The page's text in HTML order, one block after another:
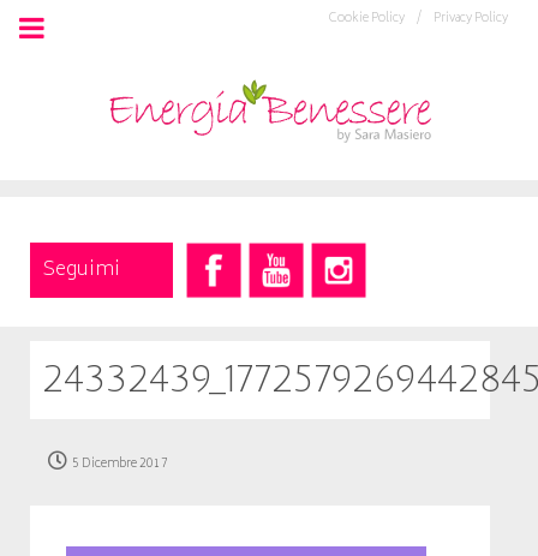
Privacy Policy
Cookie Policy /
Seguimi
5 Dicembre 2017